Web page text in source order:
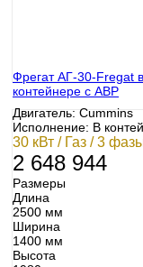
Фрегат АГ-30-Fregat в
контейнере с АВР
Двигатель: Cummins
Исполнение: В
30 кВт / Газ / 3
2 648 944
Размеры
Длина
2500 мм
Ширина
1400 мм
Высота